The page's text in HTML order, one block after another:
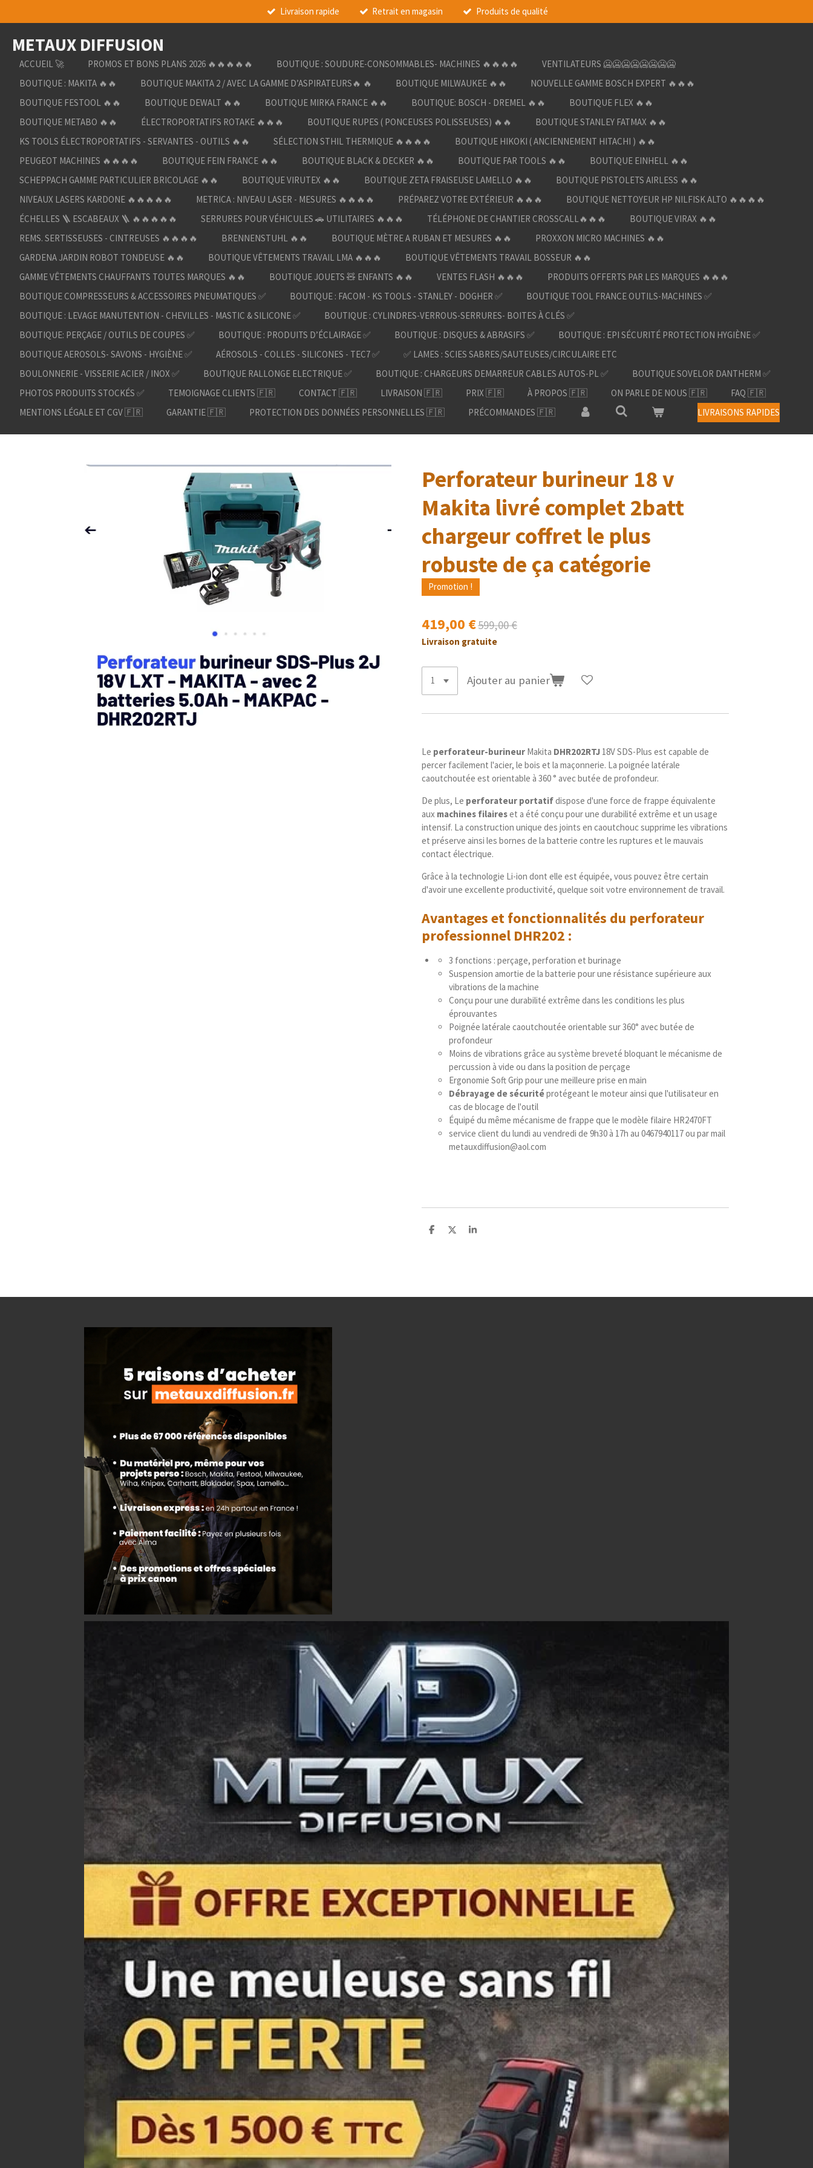
au
contenu
principal
Livraison rapide Retrait en magasin Produits de qualité
METAUX DIFFUSION
ACCUEIL 🚀 PROMOS ET BONS PLANS 2026 🔥🔥🔥🔥🔥 BOUTIQUE : SOUDURE-CONSOMMABLES- MACHINES 🔥🔥🔥🔥
VENTILATEURS 🥶🥶🥶🥶🥶🥶🥶🥶
BOUTIQUE : MAKITA 🔥🔥
BOUTIQUE MAKITA 2 / AVEC LA GAMME D’ASPIRATEURS🔥 🔥 BOUTIQUE MILWAUKEE 🔥🔥
NOUVELLE GAMME BOSCH EXPERT 🔥🔥🔥
BOUTIQUE FESTOOL 🔥🔥
BOUTIQUE DEWALT 🔥🔥 BOUTIQUE MIRKA FRANCE 🔥🔥 BOUTIQUE: BOSCH - DREMEL 🔥🔥
BOUTIQUE FLEX 🔥🔥
BOUTIQUE METABO 🔥🔥
ÉLECTROPORTATIFS ROTAKE 🔥🔥🔥 BOUTIQUE RUPES ( PONCEUSES POLISSEUSES) 🔥🔥
BOUTIQUE STANLEY FATMAX 🔥🔥
KS TOOLS ÉLECTROPORTATIFS - SERVANTES - OUTILS 🔥🔥
SÉLECTION STHIL THERMIQUE 🔥🔥🔥🔥
BOUTIQUE HIKOKI ( ANCIENNEMENT HITACHI ) 🔥🔥
PEUGEOT MACHINES 🔥🔥🔥🔥
BOUTIQUE FEIN FRANCE 🔥🔥 BOUTIQUE BLACK & DECKER 🔥🔥 BOUTIQUE FAR TOOLS 🔥🔥
BOUTIQUE EINHELL 🔥🔥
SCHEPPACH GAMME PARTICULIER BRICOLAGE 🔥🔥
BOUTIQUE VIRUTEX 🔥🔥 BOUTIQUE ZETA FRAISEUSE LAMELLO 🔥🔥
BOUTIQUE PISTOLETS AIRLESS 🔥🔥
NIVEAUX LASERS KARDONE 🔥🔥🔥🔥🔥
METRICA : NIVEAU LASER - MESURES 🔥🔥🔥🔥 PRÉPAREZ VOTRE EXTÉRIEUR 🔥🔥🔥
BOUTIQUE NETTOYEUR HP NILFISK ALTO 🔥🔥🔥🔥
ÉCHELLES 🪜 ESCABEAUX 🪜 🔥🔥🔥🔥🔥
SERRURES POUR VÉHICULES 🚗 UTILITAIRES 🔥🔥🔥 TÉLÉPHONE DE CHANTIER CROSSCALL🔥🔥🔥
BOUTIQUE VIRAX 🔥🔥
REMS. SERTISSEUSES - CINTREUSES 🔥🔥🔥🔥
BRENNENSTUHL 🔥🔥 BOUTIQUE MÈTRE A RUBAN ET MESURES 🔥🔥
PROXXON MICRO MACHINES 🔥🔥
GARDENA JARDIN ROBOT TONDEUSE 🔥🔥
BOUTIQUE VÊTEMENTS TRAVAIL LMA 🔥🔥🔥
BOUTIQUE VÊTEMENTS TRAVAIL BOSSEUR 🔥🔥
GAMME VÊTEMENTS CHAUFFANTS TOUTES MARQUES 🔥🔥
BOUTIQUE JOUETS 🧸 ENFANTS 🔥🔥 VENTES FLASH 🔥🔥🔥
PRODUITS OFFERTS PAR LES MARQUES 🔥🔥🔥
BOUTIQUE COMPRESSEURS & ACCESSOIRES PNEUMATIQUES ✅
BOUTIQUE : FACOM - KS TOOLS - STANLEY - DOGHER ✅
BOUTIQUE TOOL FRANCE OUTILS-MACHINES ✅
BOUTIQUE : LEVAGE MANUTENTION - CHEVILLES - MASTIC & SILICONE ✅
BOUTIQUE : CYLINDRES-VERROUS-SERRURES- BOITES À CLÉS ✅
BOUTIQUE: PERÇAGE / OUTILS DE COUPES ✅
BOUTIQUE : PRODUITS D’ÉCLAIRAGE ✅ BOUTIQUE : DISQUES & ABRASIFS ✅
BOUTIQUE : EPI SÉCURITÉ PROTECTION HYGIÈNE ✅
BOUTIQUE AEROSOLS- SAVONS - HYGIÈNE ✅
AÉROSOLS - COLLES - SILICONES - TEC7 ✅
✅ LAMES : SCIES SABRES/SAUTEUSES/CIRCULAIRE ETC
BOULONNERIE - VISSERIE ACIER / INOX ✅
BOUTIQUE RALLONGE ELECTRIQUE ✅ BOUTIQUE : CHARGEURS DEMARREUR CABLES AUTOS-PL ✅
BOUTIQUE SOVELOR DANTHERM ✅
PHOTOS PRODUITS STOCKÉS ✅
TEMOIGNAGE CLIENTS 🇫🇷 CONTACT 🇫🇷 LIVRAISON 🇫🇷 PRIX 🇫🇷 À PROPOS 🇫🇷 ON PARLE DE NOUS 🇫🇷
FAQ 🇫🇷
MENTIONS LÉGALE ET CGV 🇫🇷
GARANTIE 🇫🇷 PROTECTION DES DONNÉES PERSONNELLES 🇫🇷 PRÉCOMMANDES 🇫🇷 LIVRAISONS RAPIDES
Perforateur burineur 18 v
Makita livré complet 2batt
chargeur coffret le plus
robuste de ça catégorie
Promotion !
419,00 €599,00 €
Livraison gratuite
Ajouter au panier
Le perforateur-burineur Makita DHR202RTJ 18V SDS-Plus est capable de
percer facilement l'acier, le bois et la maçonnerie. La poignée latérale
caoutchoutée est orientable à 360 ° avec butée de profondeur.
De plus, Le perforateur portatifdispose d'une force de frappe équivalente
aux machines filaireset a été conçu pour une durabilité extrême et un usage
intensif. La construction unique des joints en caoutchouc supprime les vibrations
et préserve ainsi les bornes de la batterie contre les ruptures et le mauvais
contact électrique.
Grâce à la technologie Li-ion dont elle est équipée, vous pouvez être certain
d'avoir une excellente productivité, quelque soit votre environnement de travail.
Avantages et fonctionnalités du perforateur
professionnel DHR202 :
3 fonctions : perçage, perforation et burinage
Suspension amortie de la batterie pour une résistance supérieure aux
vibrations de la machine
Conçu pour une durabilité extrême dans les conditions les plus
éprouvantes
Poignée latérale caoutchoutée orientable sur 360° avec butée de
profondeur
Moins de vibrations grâce au système breveté bloquant le mécanisme de
percussion à vide ou dans la position de perçage
Ergonomie Soft Grip pour une meilleure prise en main
Débrayage de sécuritéprotégeant le moteur ainsi que l'utilisateur en
cas de blocage de l'outil
Équipé du même mécanisme de frappe que le modèle filaire HR2470FT
service client du lundi au vendredi de 9h30 à 17h au 0467940117 ou par mail
metauxdiffusion@aol.com
P
r
P
r
P
r